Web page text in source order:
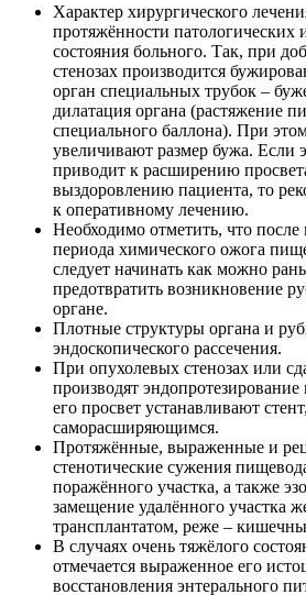
Характер хирургического
протяжённости патологических
состояния больного. Так, при
стенозах производится
орган специальных трубок –
дилатация органа (растяжение
специального баллона). При
увеличивают размер бужа. Если
приводит к расширению
выздоровлению пациента, то
к оперативному лечению.
Необходимо отметить, что после
периода химического ожога
следует начинать как можно
предотвратить возникновение
органе.
Плотные структуры органа и
эндоскопического рассечения.
При опухолевых стенозах или
производят
его просвет устанавливают
саморасширяющимся.
Протяжённые, выраженные и
стенотические сужения
поражённого участка, а также
замещение удалённого участка
трансплантатом, реже –
В случаях очень тяжёлого
отмечается выраженное его
восстановления энтерального